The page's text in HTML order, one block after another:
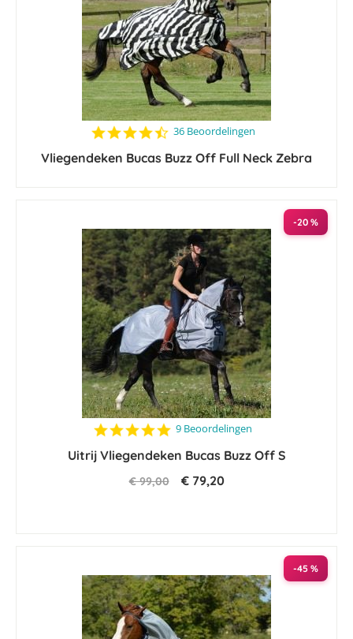
4.3
rating
36 Beoordelingen
Vliegendeken Bucas Buzz Off Full Neck Zebra
-20 %
4.8
rating
9 Beoordelingen
Uitrij Vliegendeken Bucas Buzz Off S
€ 99,00 € 79,20
-45 %